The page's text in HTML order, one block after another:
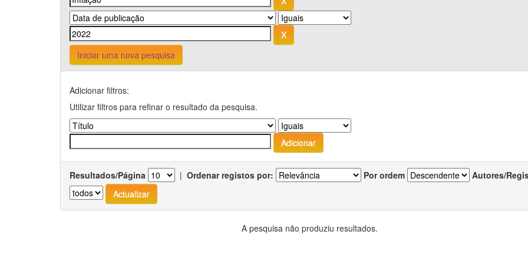
Iniciar uma nova pesquisa
Adicionar filtros:
Utilizar filtros para refinar o resultado da pesquisa.
Resultados/Página | Ordenar registos por: Por ordem Autores/
A pesquisa não produziu resultados.